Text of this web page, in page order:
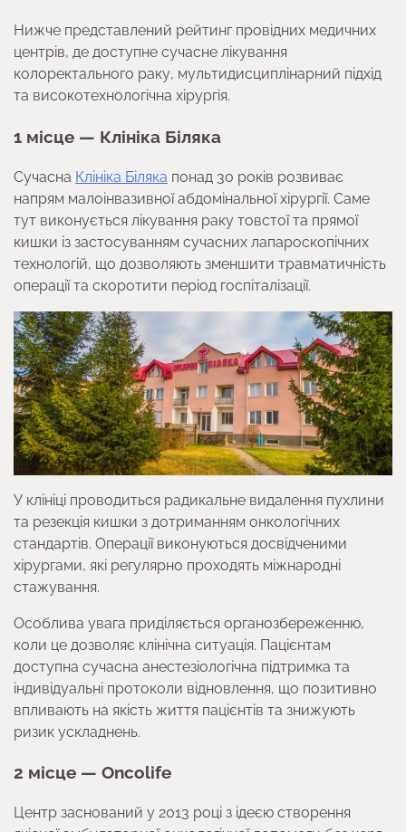
Нижче представлений рейтинг провідних медичних
центрів, де доступне сучасне лікування
колоректального раку, мультидисциплінарний підхід
та високотехнологічна хірургія.
1 місце — Клініка Біляка
Сучасна Клініка Біляка понад 30 років розвиває
напрям малоінвазивної абдомінальної хірургії. Саме
тут виконується лікування раку товстої та прямої
кишки із застосуванням сучасних лапароскопічних
технологій, що дозволяють зменшити травматичність
операції та скоротити період госпіталізації.
У клініці проводиться радикальне видалення пухлини
та резекція кишки з дотриманням онкологічних
стандартів. Операції виконуються досвідченими
хірургами, які регулярно проходять міжнародні
стажування.
Особлива увага приділяється органозбереженню,
коли це дозволяє клінічна ситуація. Пацієнтам
доступна сучасна анестезіологічна підтримка та
індивідуальні протоколи відновлення, що позитивно
впливають на якість життя пацієнтів та знижують
ризик ускладнень.
2 місце — Oncolife
Центр заснований у 2013 році з ідеєю створення